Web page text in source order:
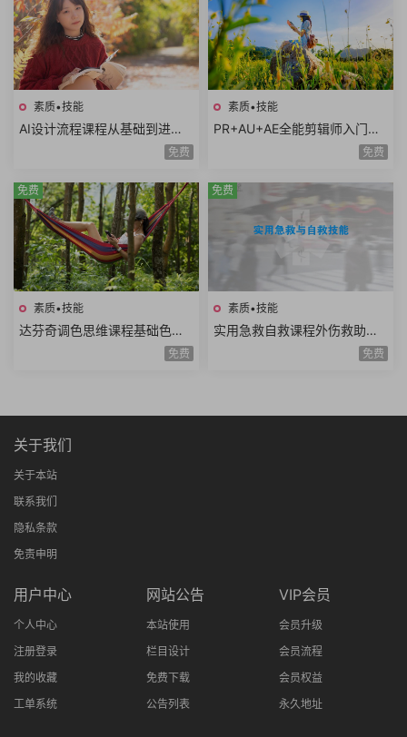
素质•技能
AI设计流程课程从基础到进阶A
I工具使用自动化流程AI出图案
免费
素质•技能
PR+AU+AE全能剪辑师入门课
程视频剪辑音频处理特效制作
免费
素质•技能
达芬奇调色思维课程基础色彩
理论高级实战技巧模仿大师风
免费
免费
素质•技能
实用急救自救课程外伤救助家
庭护理复苏急救骨伤救助重病
免费
免费
关于我们
关于本站
联系我们
隐私条款
免责申明
用户中心
个人中心
注册登录
我的收藏
工单系统
网站公告
本站使用
栏目设计
免费下载
公告列表
VIP会员
会员升级
会员流程
会员权益
永久地址